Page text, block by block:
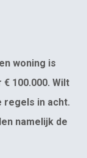
woning is
100.000. Wilt
regels in acht.
namelijk de